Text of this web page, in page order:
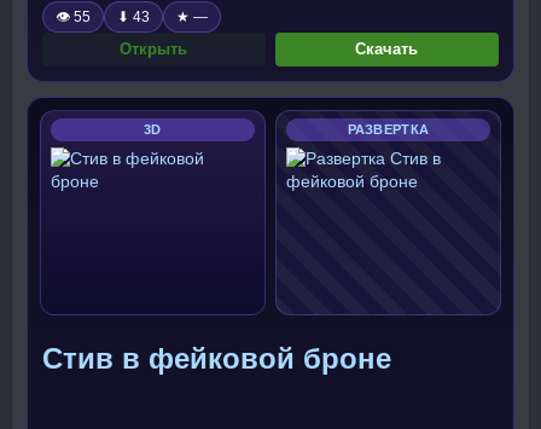
👁 55 ⬇ 43 ★ —
Открыть Скачать
3D РАЗВЕРТКА
Стив в фейковой броне